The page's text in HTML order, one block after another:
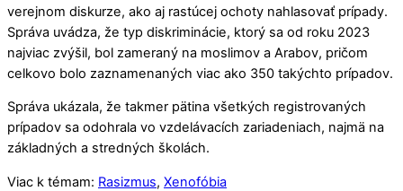
verejnom diskurze, ako aj rastúcej ochoty nahlasovať prípady.
Správa uvádza, že typ diskriminácie, ktorý sa od roku 2023
najviac zvýšil, bol zameraný na moslimov a Arabov, pričom
celkovo bolo zaznamenaných viac ako 350 takýchto prípadov.
Správa ukázala, že takmer pätina všetkých registrovaných
prípadov sa odohrala vo vzdelávacích zariadeniach, najmä na
základných a stredných školách.
Viac k témam: Rasizmus, Xenofóbia